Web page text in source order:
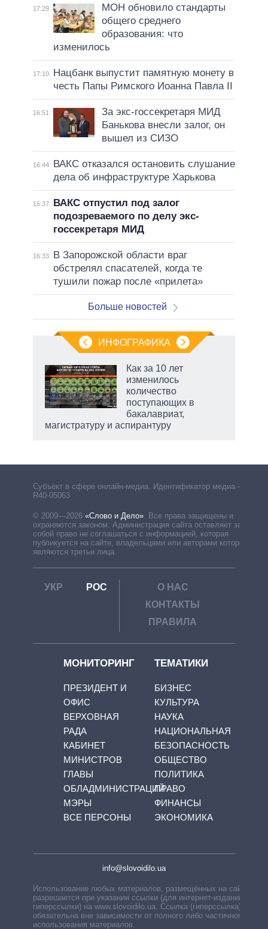
17:29
МОН обновило стандарты
общего среднего
образования: что
изменилось
17:10
Нацбанк выпустит памятную монету в
честь Папы Римского Иоанна Павла II
16:51
За экс-госсекретаря МИД
Банькова внесли залог, он
вышел из СИЗО
16:44
ВАКС отказался остановить слушание
дела об инфраструктуре Харькова
16:37
ВАКС отпустил под залог
подозреваемого по делу экс-
госсекретаря МИД
16:33
В Запорожской области враг
обстрелял спасателей, когда те
тушили пожар после «прилета»
Больше новостей
ИНФОГРАФИКА
Как за 10 лет
изменилось
количество
поступающих в
бакалавриат,
магистратуру и аспирантуру
Субъект в сфере онлайн-медиа. Идентификатор медиа –
R40-05063
© 2009—2026 «Слово и Дело» Все права защищены и
охраняются законом. Администрация сайта оставляет за
собой право не соглашаться с информацией, которая
публикуется на сайте, владельцами или авторами которой
являются третьи лица.
УКР РОС
О НАС
КОНТАКТЫ
ПРАВИЛА
МОНИТОРИНГ
ПРЕЗИДЕНТ И
ОФИС
ВЕРХОВНАЯ
РАДА
КАБИНЕТ
МИНИСТРОВ
ГЛАВЫ
ОБЛАДМИНИСТРАЦИЙ
МЭРЫ
ВСЕ ПЕРСОНЫ
ТЕМАТИКИ
БИЗНЕС
КУЛЬТУРА
НАУКА
НАЦИОНАЛЬНАЯ
БЕЗОПАСНОСТЬ
ОБЩЕСТВО
ПОЛИТИКА
ПРАВО
ФИНАНСЫ
ЭКОНОМИКА
info@slovoidilo.ua
Использование любых материалов, размещённых на сайте,
разрешается при указании ссылки (для интернет-изданий —
гиперссылки) на www.slovoidilo.ua. Ссылка (гиперссылка)
обязательна вне зависимости от полного либо частичного
использования материалов.